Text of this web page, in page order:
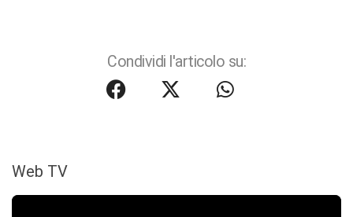
Condividi l'articolo su:
Web TV